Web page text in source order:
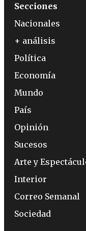
Secciones
Nacionales
+ análisis
Política
Economía
Mundo
País
Opinión
Sucesos
Arte y
Interior
Correo Semanal
Sociedad